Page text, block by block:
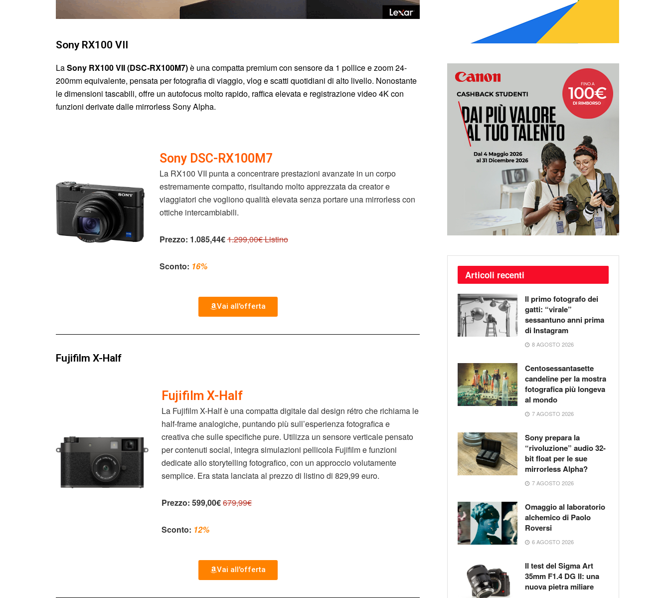
Sony RX100 VII
LaSony RX100 VII (DSC-RX100M7)è una compatta premium con sensore da 1 pollice e zoom 24-
200mm equivalente, pensata per fotografia di viaggio, vlog e scatti quotidiani di alto livello. Nonostante
le dimensioni tascabili, offre un autofocus molto rapido, raffica elevata e registrazione video 4K con
funzioni derivate dalle mirrorless Sony Alpha.
Sony DSC-RX100M7
La RX100 VII punta a concentrare prestazioni avanzate in un corpo
estremamente compatto, risultando molto apprezzata da creator e
viaggiatori che vogliono qualità elevata senza portare una mirrorless con
ottiche intercambiabili.
Prezzo: 1.085,44€1.299,00€ Listino
Sconto: 16%
Vai all'offerta
Fujifilm X-Half
Fujifilm X-Half
La Fujifilm X-Half è una compatta digitale dal design rétro che richiama le
half-frame analogiche, puntando più sull’esperienza fotografica e
creativa che sulle specifiche pure. Utilizza un sensore verticale pensato
per contenuti social, integra simulazioni pellicola Fujifilm e funzioni
dedicate allo storytelling fotografico, con un approccio volutamente
semplice. Era stata lanciata al prezzo di listino di 829,99 euro.
Prezzo:599,00€679,99€
Sconto: 12%
Vai all'offerta
Articoli recenti
Il primo fotografo dei
gatti: “virale”
sessantuno anni prima
di Instagram
8 AGOSTO 2026
Centosessantasette
candeline per la mostra
fotografica più longeva
al mondo
7 AGOSTO 2026
Sony prepara la
“rivoluzione” audio 32-
bit float per le sue
mirrorless Alpha?
7 AGOSTO 2026
Omaggio al laboratorio
alchemico di Paolo
Roversi
6 AGOSTO 2026
Il test del Sigma Art
35mm F1.4 DG II: una
nuova pietra miliare